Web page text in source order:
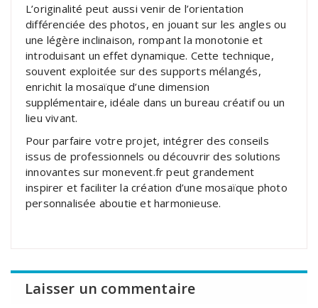
L’originalité peut aussi venir de l’orientation
différenciée des photos, en jouant sur les angles ou
une légère inclinaison, rompant la monotonie et
introduisant un effet dynamique. Cette technique,
souvent exploitée sur des supports mélangés,
enrichit la mosaïque d’une dimension
supplémentaire, idéale dans un bureau créatif ou un
lieu vivant.
Pour parfaire votre projet, intégrer des conseils
issus de professionnels ou découvrir des solutions
innovantes sur monevent.fr peut grandement
inspirer et faciliter la création d’une mosaïque photo
personnalisée aboutie et harmonieuse.
Laisser un commentaire